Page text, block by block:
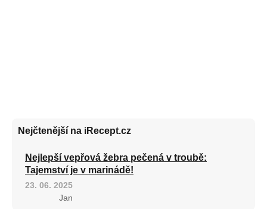
Nejčtenější na iRecept.cz
Nejlepší vepřová žebra pečená v troubě:
Tajemství je v marinádě!
23. 06. 2025
Jan